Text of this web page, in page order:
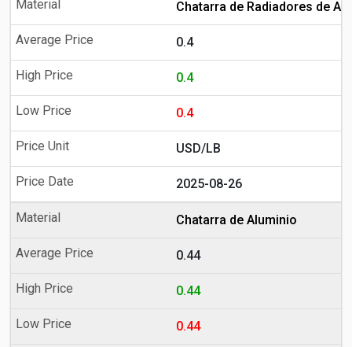
Chatarra de Radiadores de
0.4
0.4
0.4
USD/LB
2025-08-26
Chatarra de Aluminio
0.44
0.44
0.44